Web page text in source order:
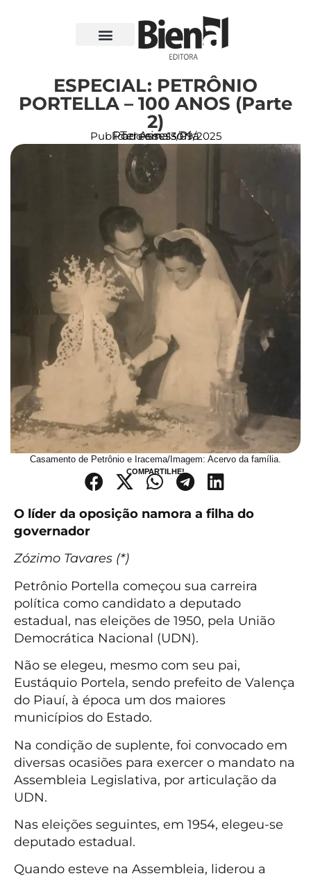
ESPECIAL: PETRÔNIO
PORTELLA – 100 ANOS (Parte
2)
Publicado em: 13/09/2025
Por: Assessoria
Teresina - PI
Casamento de Petrônio e Iracema/Imagem: Acervo da família.
COMPARTILHE!
O líder da oposição namora a filha do
governador
Zózimo Tavares (*)
Petrônio Portella começou sua carreira
política como candidato a deputado
estadual, nas eleições de 1950, pela União
Democrática Nacional (UDN).
Não se elegeu, mesmo com seu pai,
Eustáquio Portela, sendo prefeito de Valença
do Piauí, à época um dos maiores
municípios do Estado.
Na condição de suplente, foi convocado em
diversas ocasiões para exercer o mandato na
Assembleia Legislativa, por articulação da
UDN.
Nas eleições seguintes, em 1954, elegeu-se
deputado estadual.
Quando esteve na Assembleia, liderou a